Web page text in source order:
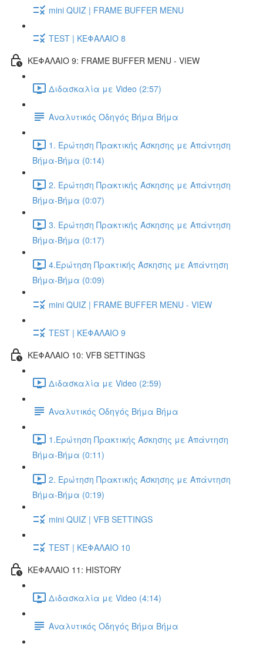
mini QUIZ | FRAME BUFFER MENU
TEST | ΚΕΦΑΛΑΙΟ 8
ΚΕΦΑΛΑΙΟ 9: FRAME BUFFER MENU - VIEW
Διδασκαλία με Video (2:57)
Αναλυτικός Οδηγός Βήμα Βήμα
1. Ερώτηση Πρακτικής Άσκησης με Απάντηση
Βήμα-Βήμα (0:14)
2. Ερώτηση Πρακτικής Άσκησης με Απάντηση
Βήμα-Βήμα (0:07)
3. Ερώτηση Πρακτικής Άσκησης με Απάντηση
Βήμα-Βήμα (0:17)
4.Ερώτηση Πρακτικής Άσκησης με Απάντηση
Βήμα-Βήμα (0:09)
mini QUIZ | FRAME BUFFER MENU - VIEW
TEST | ΚΕΦΑΛΑΙΟ 9
ΚΕΦΑΛΑΙΟ 10: VFB SETTINGS
Διδασκαλία με Video (2:59)
Αναλυτικός Οδηγός Βήμα Βήμα
1.Ερώτηση Πρακτικής Άσκησης με Απάντηση
Βήμα-Βήμα (0:11)
2. Ερώτηση Πρακτικής Άσκησης με Απάντηση
Βήμα-Βήμα (0:19)
mini QUIZ | VFB SETTINGS
TEST | ΚΕΦΑΛΑΙΟ 10
ΚΕΦΑΛΑΙΟ 11: HISTORY
Διδασκαλία με Video (4:14)
Αναλυτικός Οδηγός Βήμα Βήμα